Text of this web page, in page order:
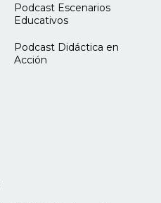
Podcast Escenarios
Educativos
Podcast Didáctica en
Acción